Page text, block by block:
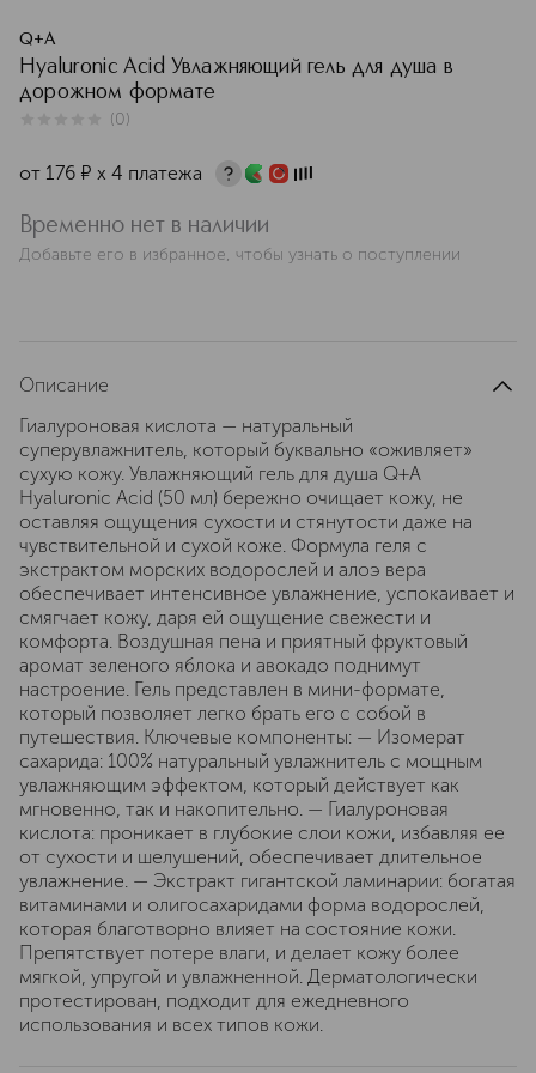
Q+A
Hyaluronic Acid Увлажняющий гель для душа в
дорожном формате
(0)
от 176 ¤ х 4 платежа
Временно нет в наличии
Добавьте его в избранное, чтобы узнать о поступлении
Описание
Гиалуроновая кислота — натуральный
суперувлажнитель, который буквально «оживляет»
сухую кожу. Увлажняющий гель для душа Q+A
Hyaluronic Acid (50 мл) бережно очищает кожу, не
оставляя ощущения сухости и стянутости даже на
чувствительной и сухой коже. Формула геля с
экстрактом морских водорослей и алоэ вера
обеспечивает интенсивное увлажнение, успокаивает и
смягчает кожу, даря ей ощущение свежести и
комфорта. Воздушная пена и приятный фруктовый
аромат зеленого яблока и авокадо поднимут
настроение. Гель представлен в мини-формате,
который позволяет легко брать его с собой в
путешествия. Ключевые компоненты: — Изомерат
сахарида: 100% натуральный увлажнитель с мощным
увлажняющим эффектом, который действует как
мгновенно, так и накопительно. — Гиалуроновая
кислота: проникает в глубокие слои кожи, избавляя ее
от сухости и шелушений, обеспечивает длительное
увлажнение. — Экстракт гигантской ламинарии: богатая
витаминами и олигосахаридами форма водорослей,
которая благотворно влияет на состояние кожи.
Препятствует потере влаги, и делает кожу более
мягкой, упругой и увлажненной. Дерматологически
протестирован, подходит для ежедневного
использования и всех типов кожи.